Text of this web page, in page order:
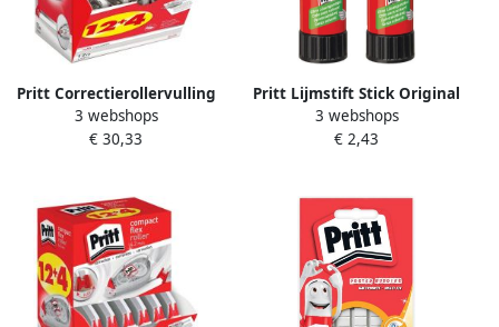
Pritt Correctierollervulling
navul cassette Flex
4.2mmx12m promopack Ã
3 webshops
€ 30,33
Pritt Lijmstift Stick Original
43gr
3 webshops
€ 2,43